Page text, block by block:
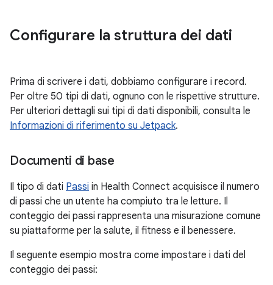
Configurare la struttura dei dati
Prima di scrivere i dati, dobbiamo configurare i record.
Per oltre 50 tipi di dati, ognuno con le rispettive strutture.
Per ulteriori dettagli sui tipi di dati disponibili, consulta le
Informazioni di riferimento su Jetpack.
Documenti di base
Il tipo di dati Passi in Health Connect acquisisce il numero
di passi che un utente ha compiuto tra le letture. Il
conteggio dei passi rappresenta una misurazione comune
su piattaforme per la salute, il fitness e il benessere.
Il seguente esempio mostra come impostare i dati del
conteggio dei passi: